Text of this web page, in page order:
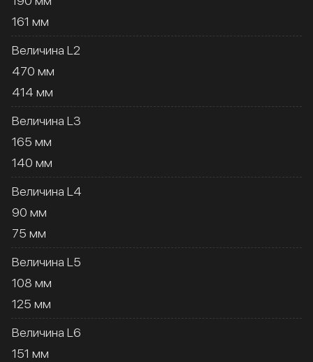
161 мм
Величина L2
470 мм
414 мм
Величина L3
165 мм
140 мм
Величина L4
90 мм
75 мм
Величина L5
108 мм
125 мм
Величина L6
151 мм